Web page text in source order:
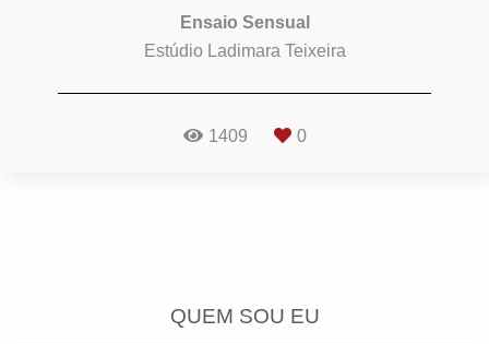
Ensaio Sensual
Estúdio Ladimara Teixeira
1409 0
QUEM SOU EU